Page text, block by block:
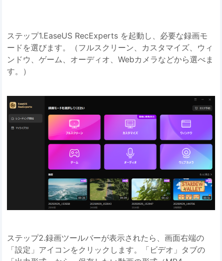
ステップ1.EaseUS RecExperts を起動し、必要な録画モ
ードを選びます。（フルスクリーン、カスタマイズ、ウィ
ンドウ、ゲーム、オーディオ、Webカメラなどから選べま
す。）
ステップ2.録画ツールバーが表示されたら、画面右端の
「設定」アイコンをクリックします。「ビデオ」タブの